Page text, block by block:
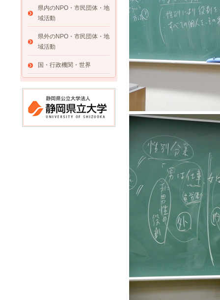
県内のNPO・市民団体・地
域活動
県外のNPO・市民団体・地
域活動
国・行政機関・世界